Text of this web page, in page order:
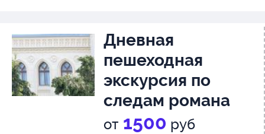
Дневная
пешеходная
экскурсия по
следам романа
"Мастер и
от 1500 руб